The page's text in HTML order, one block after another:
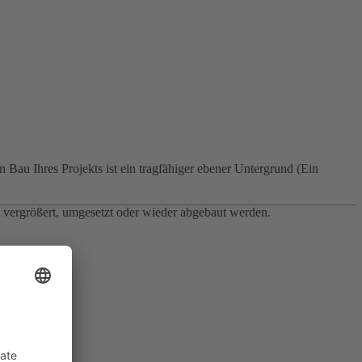
Ihres Projekts ist ein tragfähiger ebener Untergrund (Ein
umgesetzt oder wieder abgebaut werden.